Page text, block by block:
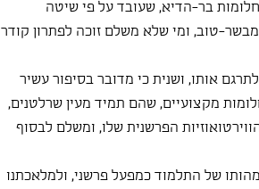
בר-הדיא, שעובד על פי שיטה
טוב, ומי שלא משלם זוכה לפתרון קודר
אותו, ושנית כי מדובר בסיפור עשיר
מקצועיים, שהם תמיד מעין שרלטנים,
הפרשנית שלו, ומשלם לבסוף
של התלמוד כמפעל פרשני, ולמלאכתנו